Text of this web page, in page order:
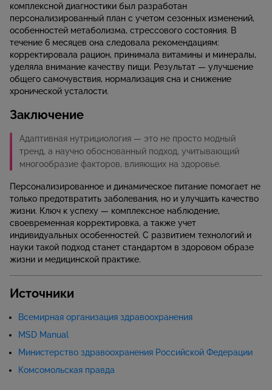
комплексной диагностики был разработан
персонализированный план с учетом сезонных изменений,
особенностей метаболизма, стрессового состояния. В
течение 6 месяцев она следовала рекомендациям:
корректировала рацион, принимала витамины и минералы,
уделяла внимание качеству пищи. Результат — улучшение
общего самочувствия, нормализация сна и снижение
хронической усталости.
Заключение
Адаптивная нутрициология — это не просто модный
тренд, а научно обоснованный подход, учитывающий
многообразие факторов, влияющих на здоровье.
Персонализированное и динамическое питание помогает не
только предотвратить заболевания, но и улучшить качество
жизни. Ключ к успеху — комплексное наблюдение,
своевременная корректировка, а также учет
индивидуальных особенностей. С развитием технологий и
науки такой подход станет стандартом в здоровом образе
жизни и медицинской практике.
Источники
Всемирная организация здравоохранения
MSD Manual
Министерство здравоохранения Российской Федерации
Комсомольская правда